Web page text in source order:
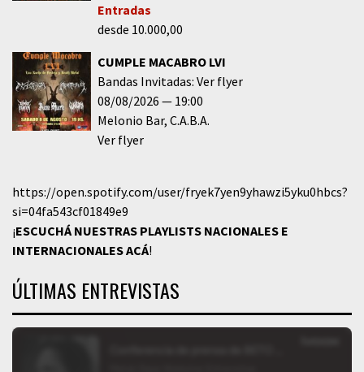
Entradas
desde 10.000,00
CUMPLE MACABRO LVI
Bandas Invitadas: Ver flyer
08/08/2026
19:00
Melonio Bar C.A.B.A.
Ver flyer
https://open.spotify.com/user/fryek7yen9yhawzi5yku0hbcs?
si=04fa543cf01849e9
¡ESCUCHÁ NUESTRAS PLAYLISTS NACIONALES E
INTERNACIONALESACÁ!
ÚLTIMAS ENTREVISTAS